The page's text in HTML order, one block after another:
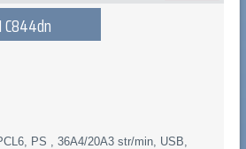
C844dn
PS , 36A4/20A3 str/min, USB,